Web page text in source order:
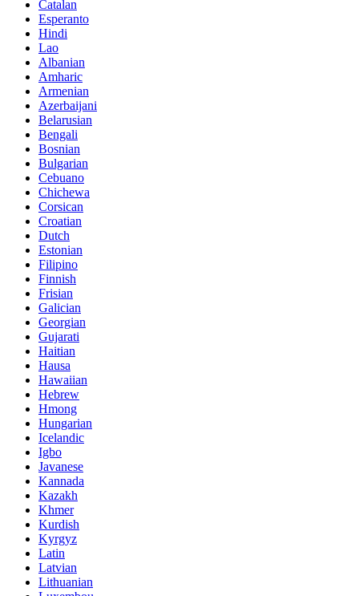
Catalan
Esperanto
Hindi
Lao
Albanian
Amharic
Armenian
Azerbaijani
Belarusian
Bengali
Bosnian
Bulgarian
Cebuano
Chichewa
Corsican
Croatian
Dutch
Estonian
Filipino
Finnish
Frisian
Galician
Georgian
Gujarati
Haitian
Hausa
Hawaiian
Hebrew
Hmong
Hungarian
Icelandic
Igbo
Javanese
Kannada
Kazakh
Khmer
Kurdish
Kyrgyz
Latin
Latvian
Lithuanian